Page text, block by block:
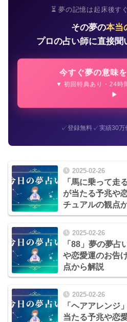
⏳ 夢の記憶は起床後す
その夢の本当
プロの占い師に直接聞
今すぐ夢の意味
▼ 初回特典あり・24時
✓登録無料✓実績30万
2025-02-26
「馬に乗って走
が当たる予兆や
チュアルの観点
2025-02-26
「88」夢の夢占
や恋愛運のお告
点から解説
2025-02-26
「ヘアアレンジ
当たる予兆や恋